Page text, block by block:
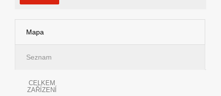
Mapa
Seznam
CELKEM
ZAŘÍZENÍ